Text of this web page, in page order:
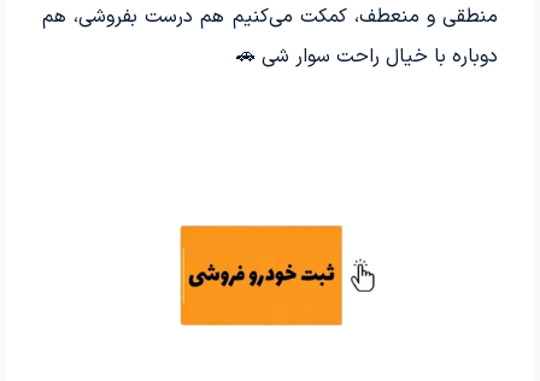
منطقی و منعطف، کمکت می‌کنیم هم درست بفروشی، هم
دوباره با خیال راحت سوار شی 🚗